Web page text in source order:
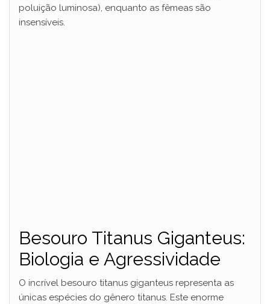
poluição luminosa), enquanto as fêmeas são
insensíveis.
Besouro Titanus Giganteus:
Biologia e Agressividade
O incrível besouro titanus giganteus representa as
únicas espécies do gênero titanus. Este enorme